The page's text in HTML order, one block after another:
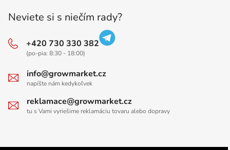
Neviete si s niečím rady?
+420 730 330 382
(po-pia: 8:30 - 18:00)
info@growmarket.cz
napíšte nám kedykoľvek
reklamace@growmarket.cz
tu s Vami vyriešime reklamáciu tovaru alebo dopravy